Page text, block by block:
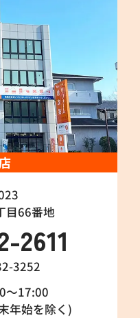
目66番地
2611
3252
17:00
年始を除く)